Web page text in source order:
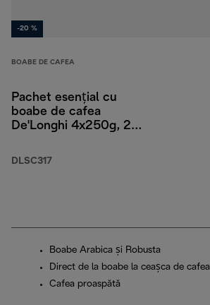
-20 %
BOABE DE CAFEA
Pachet esențial cu
boabe de cafea
De'Longhi 4x250g, 2
Cappuccino și filtru de
DLSC317
Boabe Arabica și Robusta
Direct de la boabe la ceașca de cafea
Cafea proaspătă